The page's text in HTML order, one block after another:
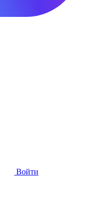
Войти